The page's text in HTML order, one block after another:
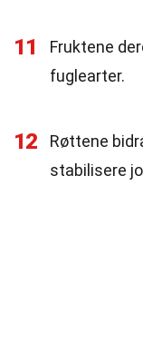
11
Fruktene
fuglearter.
12
Røttene
stabilisere